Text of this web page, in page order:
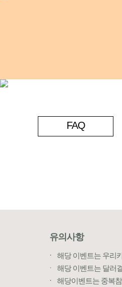
FAQ
유의사항
ㆍㆍ
해당 이벤트는 우리
ㆍ
해당 이벤트는 달러
ㆍㆍ 해당이벤트는 중복